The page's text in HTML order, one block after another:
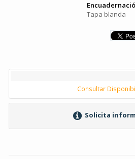
Tapa blanda
Consultar
Solicita